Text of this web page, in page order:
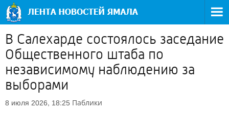
В Салехарде состоялось заседание
Общественного штаба по
независимому наблюдению за
выборами
8 июля 2026, 18:25 Паблики